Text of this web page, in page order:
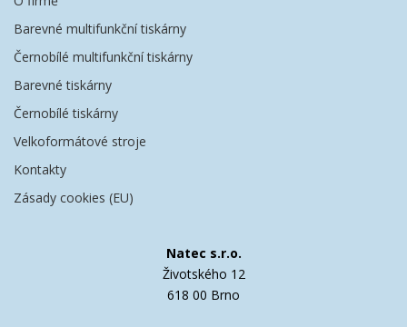
Barevné multifunkční tiskárny
Černobílé multifunkční tiskárny
Barevné tiskárny
Černobílé tiskárny
Velkoformátové stroje
Kontakty
Zásady cookies (EU)
Natec s.r.o.
Životského 12
618 00 Brno